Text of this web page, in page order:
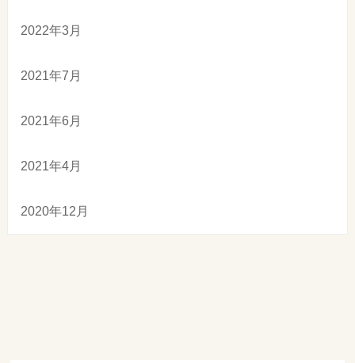
2022年3月
2021年7月
2021年6月
2021年4月
2020年12月